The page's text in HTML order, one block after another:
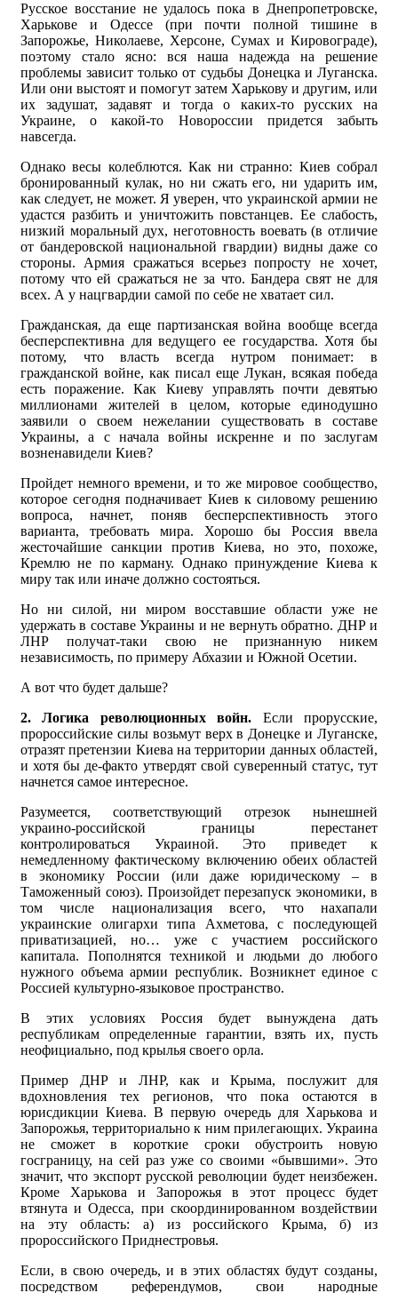
Русское восстание не удалось пока в Днепропетровске,
Харькове и Одессе (при почти полной тишине в
Запорожье, Николаеве, Херсоне, Сумах и Кировограде),
поэтому стало ясно: вся наша надежда на решение
проблемы зависит только от судьбы Донецка и Луганска.
Или они выстоят и помогут затем Харькову и другим, или
их задушат, задавят и тогда о каких-то русских на
Украине, о какой-то Новороссии придется забыть
навсегда.
Однако весы колеблются. Как ни странно: Киев собрал
бронированный кулак, но ни сжать его, ни ударить им,
как следует, не может. Я уверен, что украинской армии не
удастся разбить и уничтожить повстанцев. Ее слабость,
низкий моральный дух, неготовность воевать (в отличие
от бандеровской национальной гвардии) видны даже со
стороны. Армия сражаться всерьез попросту не хочет,
потому что ей сражаться не за что. Бандера свят не для
всех. А у нацгвардии самой по себе не хватает сил.
Гражданская, да еще партизанская война вообще всегда
бесперспективна для ведущего ее государства. Хотя бы
потому, что власть всегда нутром понимает: в
гражданской войне, как писал еще Лукан, всякая победа
есть поражение. Как Киеву управлять почти девятью
миллионами жителей в целом, которые единодушно
заявили о своем нежелании существовать в составе
Украины, а с начала войны искренне и по заслугам
возненавидели Киев?
Пройдет немного времени, и то же мировое сообщество,
которое сегодня подначивает Киев к силовому решению
вопроса, начнет, поняв бесперспективность этого
варианта, требовать мира. Хорошо бы Россия ввела
жесточайшие санкции против Киева, но это, похоже,
Кремлю не по карману. Однако принуждение Киева к
миру так или иначе должно состояться.
Но ни силой, ни миром восставшие области уже не
удержать в составе Украины и не вернуть обратно. ДНР и
ЛНР получат-таки свою не признанную никем
независимость, по примеру Абхазии и Южной Осетии.
А вот что будет дальше?
2. Логика революционных войн. Если прорусские,
пророссийские силы возьмут верх в Донецке и Луганске,
отразят претензии Киева на территории данных областей,
и хотя бы де-факто утвердят свой суверенный статус, тут
начнется самое интересное.
Разумеется, соответствующий отрезок нынешней
украино-российской границы перестанет
контролироваться Украиной. Это приведет к
немедленному фактическому включению обеих областей
в экономику России (или даже юридическому – в
Таможенный союз). Произойдет перезапуск экономики, в
том числе национализация всего, что нахапали
украинские олигархи типа Ахметова, с последующей
приватизацией, но… уже с участием российского
капитала. Пополнятся техникой и людьми до любого
нужного объема армии республик. Возникнет единое с
Россией культурно-языковое пространство.
В этих условиях Россия будет вынуждена дать
республикам определенные гарантии, взять их, пусть
неофициально, под крылья своего орла.
Пример ДНР и ЛНР, как и Крыма, послужит для
вдохновления тех регионов, что пока остаются в
юрисдикции Киева. В первую очередь для Харькова и
Запорожья, территориально к ним прилегающих. Украина
не сможет в короткие сроки обустроить новую
госграницу, на сей раз уже со своими «бывшими». Это
значит, что экспорт русской революции будет неизбежен.
Кроме Харькова и Запорожья в этот процесс будет
втянута и Одесса, при скоординированном воздействии
на эту область: а) из российского Крыма, б) из
пророссийского Приднестровья.
Если, в свою очередь, и в этих областях будут созданы,
посредством референдумов, свои народные